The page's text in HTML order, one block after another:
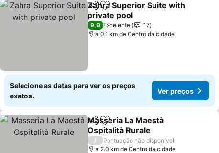
PartilharAdicionar aos favoritos
Zahra Superior Suite with
private pool
Ver preços
9,9 Excelente
17
a 0.1 km de Centro da cidade
Selecione as datas para ver os preços
exatos.
Ver preços
PartilharAdicionar aos favoritos
Masseria La Maestà
Ospitalità Rurale
Ver preços
/
Pontuação não disponível
a 2.0 km de Centro da cidade